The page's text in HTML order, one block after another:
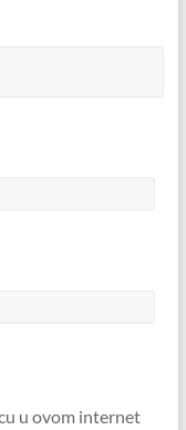
u ovom internet